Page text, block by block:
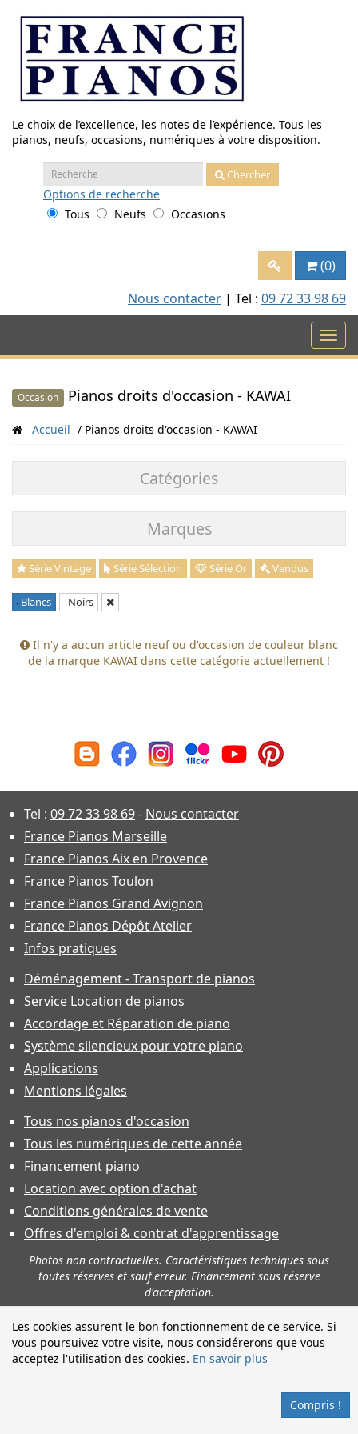
contenu
Les cookies assurent le bon fonctionnement de ce service. Si
vous poursuivez votre visite, nous considérerons que vous
acceptez l'utilisation des cookies. En savoir plus
Compris !
Le choix de l’excellence, les notes de l’expérience. Tous les
pianos, neufs, occasions, numériques à votre disposition.
Recherche
:
Chercher
Options de recherche
Tous
Neufs Occasions
(0)
Nous contacter | Tel : 09 72 33 98 69
Occasion Pianos droits d'occasion - KAWAI
Accueil Pianos droits d'occasion - KAWAI
Catégories
Marques
Série Vintage Série Sélection Série Or Vendus
Blancs Noirs
Il n'y a aucun article neuf ou d'occasion de couleur blanc
de la marque KAWAI dans cette catégorie actuellement !
Tel : 09 72 33 98 69- Nous contacter
France Pianos Marseille
France Pianos Aix en Provence
France Pianos Toulon
France Pianos Grand Avignon
France Pianos Dépôt Atelier
Infos pratiques
Déménagement - Transport de pianos
Service Location de pianos
Accordage et Réparation de piano
Système silencieux pour votre piano
Applications
Mentions légales
Tous nos pianos d'occasion
Tous les numériques de cette année
Financement piano
Location avec option d'achat
Conditions générales de vente
Offres d'emploi & contrat d'apprentissage
Photos non contractuelles. Caractéristiques techniques sous
toutes réserves et sauf erreur. Financement sous réserve
d'acceptation.